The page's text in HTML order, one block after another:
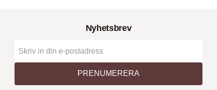
Nyhetsbrev
PRENUMERERA